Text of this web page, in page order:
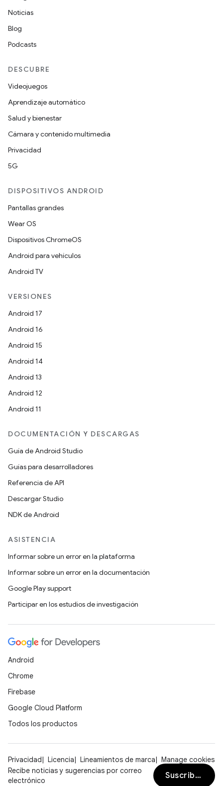
Noticias
Blog
Podcasts
DESCUBRE
Videojuegos
Aprendizaje automático
Salud y bienestar
Cámara y contenido multimedia
Privacidad
5G
DISPOSITIVOS ANDROID
Pantallas grandes
Wear OS
Dispositivos ChromeOS
Android para vehículos
Android TV
VERSIONES
Android 17
Android 16
Android 15
Android 14
Android 13
Android 12
Android 11
DOCUMENTACIÓN Y DESCARGAS
Guía de Android Studio
Guías para desarrolladores
Referencia de API
Descargar Studio
NDK de Android
ASISTENCIA
Informar sobre un error en la plataforma
Informar sobre un error en la documentación
Google Play support
Participar en los estudios de investigación
Android
Chrome
Firebase
Google Cloud Platform
Todos los productos
Privacidad Licencia Lineamientos de marca
Manage cookies
Recibe noticias y sugerencias por correo
electrónico
Suscribirse